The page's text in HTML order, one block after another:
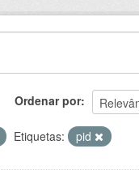
Ordenar por
Etiquetas: pid